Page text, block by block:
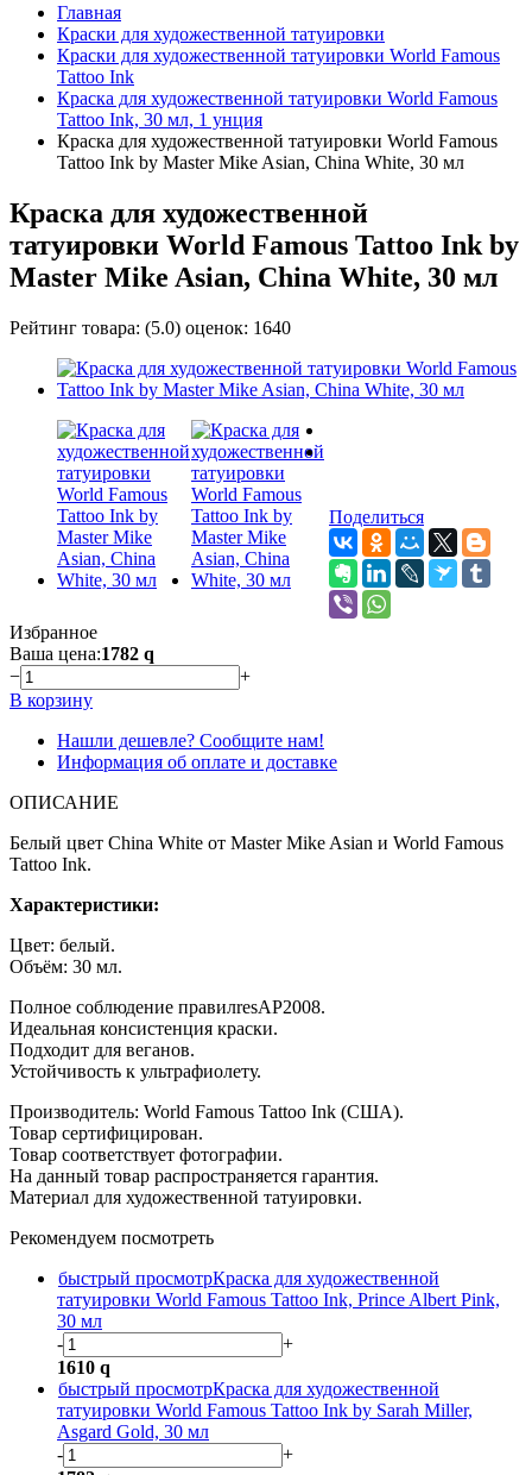
Главная
Краски для художественной татуировки
Краски для художественной татуировки World Famous
Tattoo Ink
Краска для художественной татуировки World Famous
Tattoo Ink, 30 мл, 1 унция
Краска для художественной татуировки World Famous
Tattoo Ink by Master Mike Asian, China White, 30 мл
Краска для художественной
татуировки World Famous Tattoo Ink by
Master Mike Asian, China White, 30 мл
Рейтинг товара: (5.0) оценок: 1640
Поделиться
Избранное
Ваша цена:1782 q
−
+
В корзину
Нашли дешевле? Сообщите нам!
Информация об оплате и доставке
ОПИСАНИЕ
Белый цвет China White от Master Mike Asian и World Famous
Tattoo Ink.
Характеристики:
Цвет: белый.
Объём: 30 мл.
Полное соблюдение правилresAP2008.
Идеальная консистенция краcки.
Подходит для веганов.
Устойчивость к ультрафиолету.
Производитель: World Famous Tattoo Ink (США).
Товар сертифицирован.
Товар соответствует фотографии.
На данный товар распространяется гарантия.
Материал для художественной татуировки.
Рекомендуем посмотреть
быстрый просмотрКраска для художественной
татуировки World Famous Tattoo Ink, Prince Albert Pink,
30 мл
-
+
1610 q
быстрый просмотрКраска для художественной
татуировки World Famous Tattoo Ink by Sarah Miller,
Asgard Gold, 30 мл
-
+